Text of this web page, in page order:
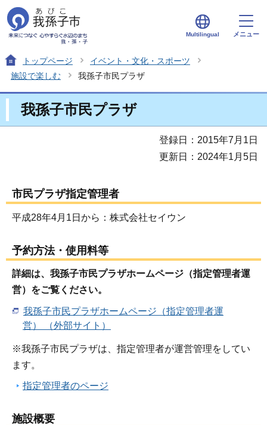
Multilingual メニュー
トップページ
イベント・文化・スポーツ
施設で楽しむ
我孫子市民プラザ
我孫子市民プラザ
登録日：2015年7月1日
更新日：2024年1月5日
市民プラザ指定管理者
平成28年4月1日から：株式会社セイウン
予約方法・使用料等
詳細は、我孫子市民プラザホームページ（指定管理者運
営）をご覧ください。
我孫子市民プラザホームページ（指定管理者運
営） （外部サイト）
※我孫子市民プラザは、指定管理者が運営管理をしてい
ます。
指定管理者のページ
施設概要